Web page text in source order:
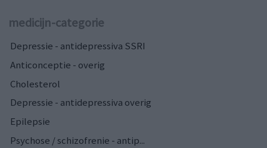
medicijn-categorie
Depressie - antidepressiva SSRI
Anticonceptie - overig
Cholesterol
Depressie - antidepressiva overig
Epilepsie
Psychose / schizofrenie - antip...